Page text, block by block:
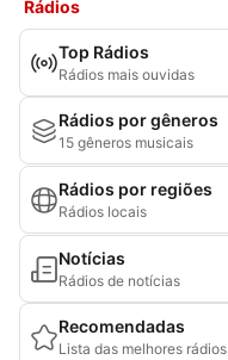
Rádios
Top Rádios
Rádios mais ouvidas
Rádios por gêneros
15 gêneros musicais
Rádios por regiões
Rádios locais
Notícias
Rádios de notícias
Recomendadas
Lista das melhores rádios